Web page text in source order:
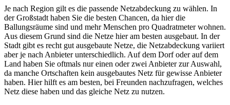
Je nach Region gilt es die passende Netzabdeckung zu wählen. In
der Großstadt haben Sie die besten Chancen, da hier die
Ballungsräume sind und mehr Menschen pro Quadratmeter wohnen.
Aus diesem Grund sind die Netze hier am besten ausgebaut. In der
Stadt gibt es recht gut ausgebaute Netze, die Netzabdeckung variiert
aber je nach Anbieter unterschiedlich. Auf dem Dorf oder auf dem
Land haben Sie oftmals nur einen oder zwei Anbieter zur Auswahl,
da manche Ortschaften kein ausgebautes Netz für gewisse Anbieter
haben. Hier hilft es am besten, bei Freunden nachzufragen, welches
Netz diese haben und das gleiche Netz zu nutzen.